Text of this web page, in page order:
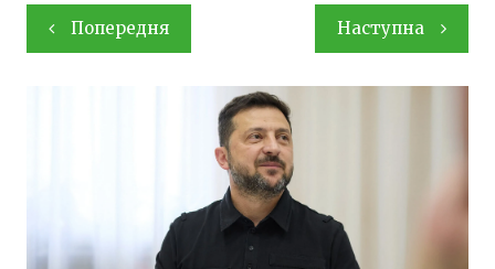
Навігація
записів
Попередня Наступна